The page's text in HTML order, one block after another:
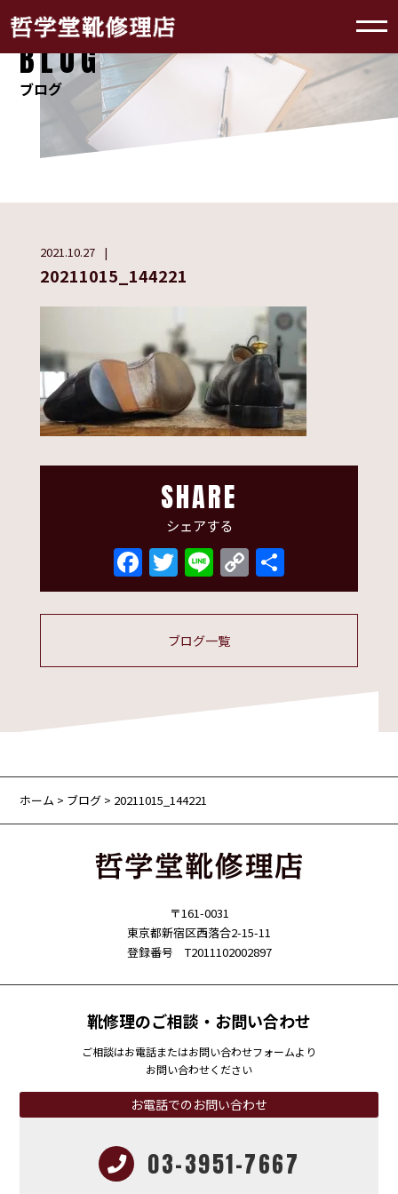
BLOG
ブログ
2021.10.27
20211015_144221
SHARE
シェアする
Facebook
Twitter
LineCopy
Link
有
ブログ一覧
ホーム > ブログ > 20211015_144221
〒161-0031
東京都新宿区西落合2-15-11
登録番号 T2011102002897
靴修理のご相談・お問い合わせ
ご相談はお電話またはお問い合わせフォームより
お問い合わせください
お電話でのお問い合わせ
03-3951-7667